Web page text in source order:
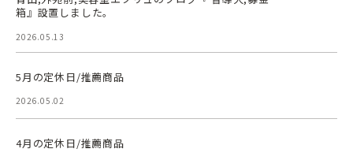
箱』設置しました。
2026.05.13
5月の定休日/推薦商品
2026.05.02
4月の定休日/推薦商品